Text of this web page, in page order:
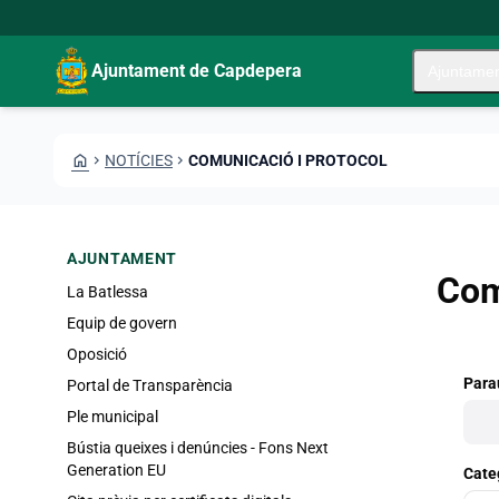
Ajuntament de Capdepera
HOME CHEVRON_RIGHT NOTÍCIES CHEVRON_RIGHT COMUNICACIÓ I PROTOCOL
AJUNTAMENT
La Batlessa
Equip de govern
Oposició
Portal de Transparència
Ple municipal
Bústia queixes i denúncies - Fons Next
Generation EU